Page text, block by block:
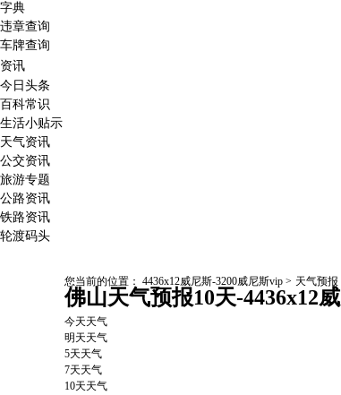
字典
违章查询
车牌查询
资讯
今日头条
百科常识
生活小贴示
天气资讯
公交资讯
旅游专题
公路资讯
铁路资讯
轮渡码头
您当前的位置： 4436x12威尼斯-3200威尼斯vip > 天气预报
佛山天气预报10天-4436x12
今天天气
明天天气
5天天气
7天天气
10天天气